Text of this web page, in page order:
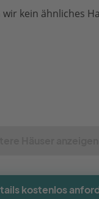
kein ähnliches
kostenlos